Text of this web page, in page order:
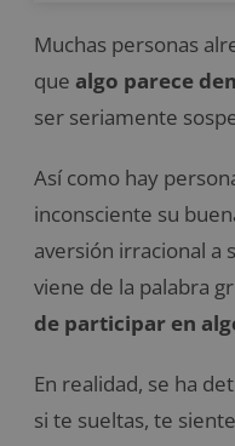
Muchas personas
que algo parece
ser seriamente
Así como hay
inconsciente su
aversión irracional a
viene de la palabra
de participar en
En realidad, se ha
si te sueltas, te